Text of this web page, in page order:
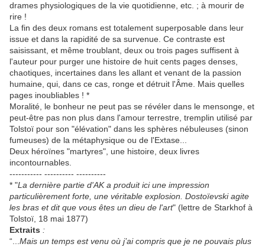
drames physiologiques de la vie quotidienne, etc. ; à mourir de
rire !
La fin des deux romans est totalement superposable dans leur
issue et dans la rapidité de sa survenue. Ce contraste est
saisissant, et même troublant, deux ou trois pages suffisent à
l'auteur pour purger une histoire de huit cents pages denses,
chaotiques, incertaines dans les allant et venant de la passion
humaine, qui, dans ce cas, ronge et détruit l'Âme. Mais quelles
pages inoubliables ! *
Moralité, le bonheur ne peut pas se révéler dans le mensonge, et
peut-être pas non plus dans l'amour terrestre, tremplin utilisé par
Tolstoï pour son "élévation" dans les sphères nébuleuses (sinon
fumeuses) de la métaphysique ou de l'Extase...
Deux héroïnes "martyres", une histoire, deux livres
incontournables.
----------- ---------- ----------
* "La dernière partie d'AK a produit ici une impression
particulièrement forte, une véritable explosion. Dostoïevski agite
les bras et dit que vous êtes un dieu de l'art" (lettre de Starkhof à
Tolstoï, 18 mai 1877)
Extraits :
“... Mais un temps est venu où j’ai compris que je ne pouvais plus